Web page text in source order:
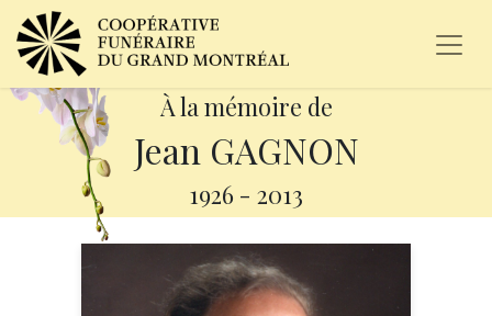
À la mémoire de
Jean GAGNON
1926 - 2013